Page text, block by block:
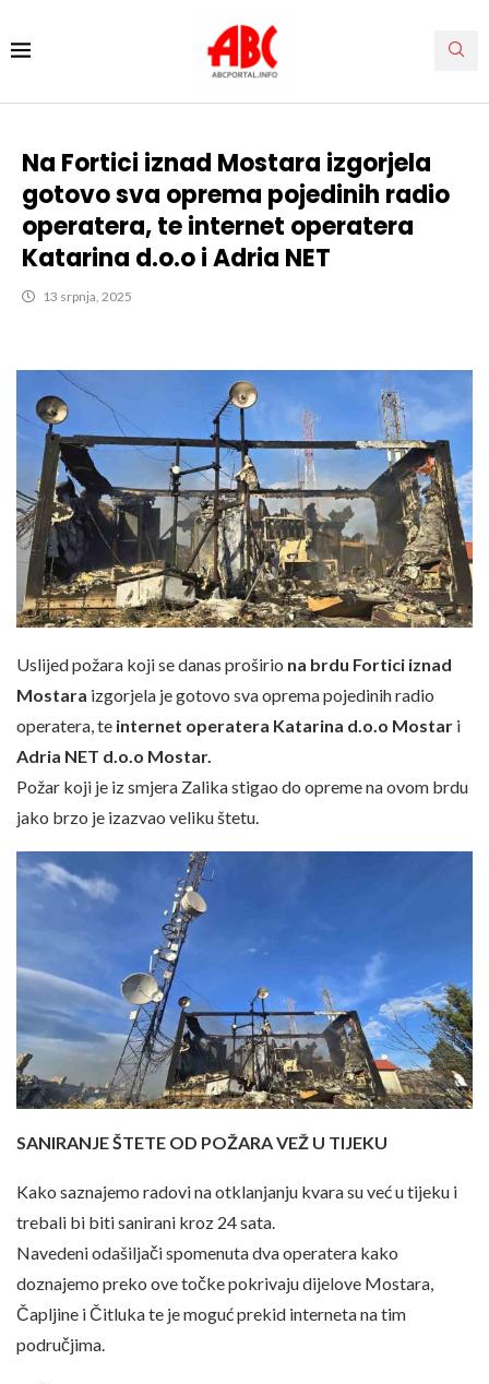
Na Fortici iznad Mostara izgorjela
gotovo sva oprema pojedinih radio
operatera, te internet operatera
Katarina d.o.o i Adria NET
13 srpnja, 2025
Uslijed požara koji se danas proširio na brdu Fortici iznad
Mostara izgorjela je gotovo sva oprema pojedinih radio
operatera, te internet operatera Katarina d.o.o Mostar i
Adria NET d.o.o Mostar.
Požar koji je iz smjera Zalika stigao do opreme na ovom brdu
jako brzo je izazvao veliku štetu.
SANIRANJE ŠTETE OD POŽARA VEŽ U TIJEKU
Kako saznajemo radovi na otklanjanju kvara su već u tijeku i
trebali bi biti sanirani kroz 24 sata.
Navedeni odašiljači spomenuta dva operatera kako
doznajemo preko ove točke pokrivaju dijelove Mostara,
Čapljine i Čitluka te je moguć prekid interneta na tim
područjima.